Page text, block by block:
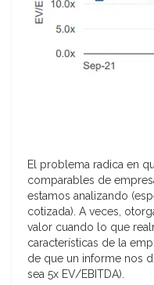
El problema radica en
comparables de
estamos analizando
cotizada). A veces,
valor cuando lo que
características de la
de que un informe nos
sea 5x EV/EBITDA).